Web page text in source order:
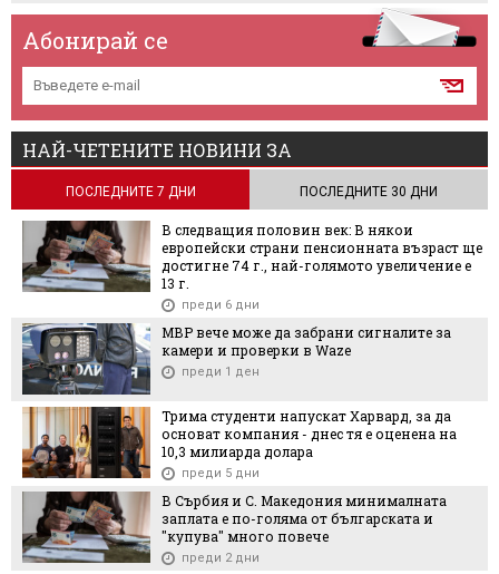
Абонирай се
НАЙ-ЧЕТЕНИТЕ НОВИНИ ЗА
ПОСЛЕДНИТЕ 7 ДНИ ПОСЛЕДНИТЕ 30 ДНИ
В следващия половин век: В някои
европейски страни пенсионната възраст ще
достигне 74 г., най-голямото увеличение е
13 г.
преди 6 дни
МВР вече може да забрани сигналите за
камери и проверки в Waze
преди 1 ден
Трима студенти напускат Харвард, за да
основат компания - днес тя е оценена на
10,3 милиарда долара
преди 5 дни
В Сърбия и С. Македония минималната
заплата е по-голяма от българската и
"купува" много повече
преди 2 дни